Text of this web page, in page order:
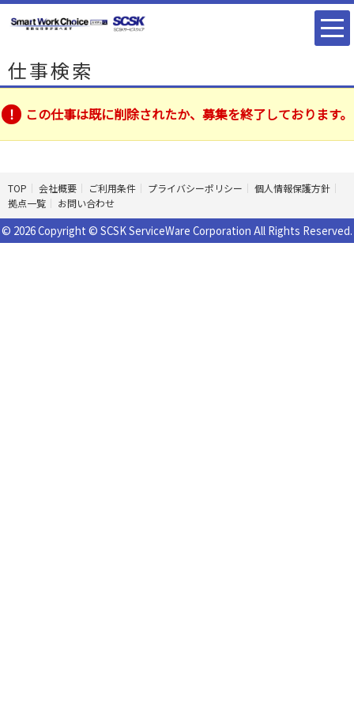
仕事検索
この仕事は既に削除されたか、募集を終了しております。
TOP 会社概要 ご利用条件 プライバシーポリシー
個人情報保護方針
拠点一覧
お問い合わせ
© 2026 Copyright © SCSK ServiceWare Corporation All Rights Reserved.